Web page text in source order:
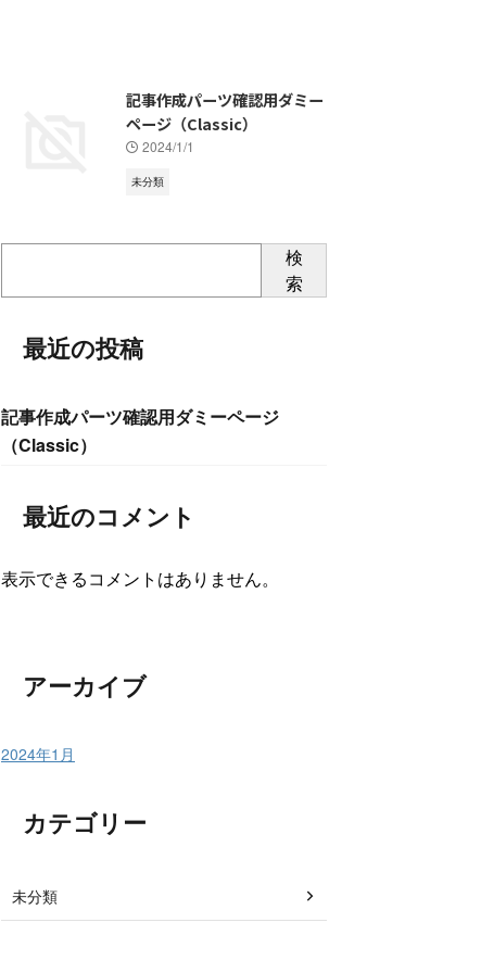
記事作成パーツ確認用ダミー
ページ（Classic）
2024/1/1
未分類
検
索
最近の投稿
記事作成パーツ確認用ダミーページ
（Classic）
最近のコメント
表示できるコメントはありません。
アーカイブ
2024年1月
カテゴリー
未分類